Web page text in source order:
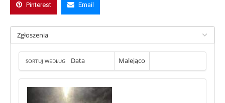
Pinterest Email
SORTUJ WEDŁUG